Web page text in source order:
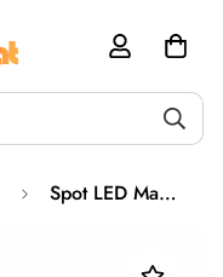
Spot LED Magazin Sina 35W PREMIUM